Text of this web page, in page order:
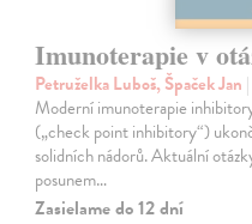
Imunoterapie v
Petruželka Luboš, Špaček Jan
Moderní imunoterapie
(„check point inhibitory“)
solidních nádorů. Aktuální
posunem…
Zasielame do 12 dní